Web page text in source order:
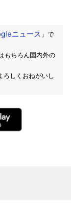
ニュース 」で
もちろん国内外の
ろしくおねがいし